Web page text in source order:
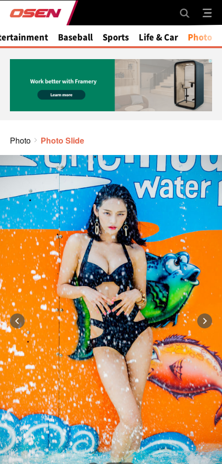
Baseball Sports Life & Car Photo
Photo Photo Slide